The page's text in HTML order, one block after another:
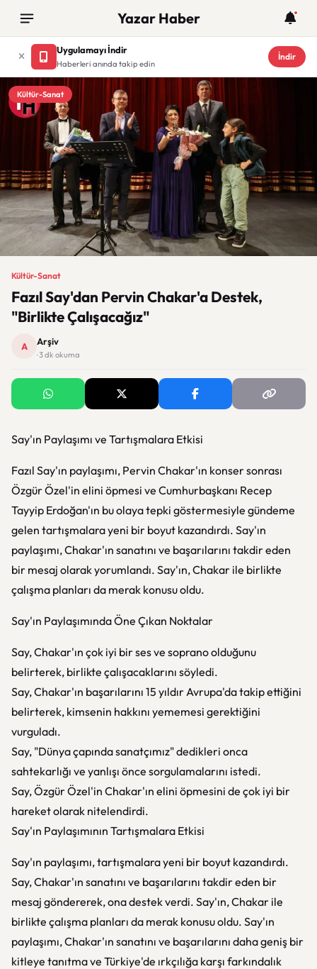
Yazar Haber
Uygulamayı İndir
Haberleri anında takip edin
İndir
Kültür-Sanat
Kültür-Sanat
Fazıl Say'dan Pervin Chakar'a Destek,
"Birlikte Çalışacağız"
A Arşiv
· 3 dk okuma
Say'ın Paylaşımı ve Tartışmalara Etkisi
Fazıl Say'ın paylaşımı, Pervin Chakar'ın konser sonrası
Özgür Özel'in elini öpmesi ve Cumhurbaşkanı Recep
Tayyip Erdoğan'ın bu olaya tepki göstermesiyle gündeme
gelen tartışmalara yeni bir boyut kazandırdı. Say'ın
paylaşımı, Chakar'ın sanatını ve başarılarını takdir eden
bir mesaj olarak yorumlandı. Say'ın, Chakar ile birlikte
çalışma planları da merak konusu oldu.
Say'ın Paylaşımında Öne Çıkan Noktalar
Say, Chakar'ın çok iyi bir ses ve soprano olduğunu
belirterek, birlikte çalışacaklarını söyledi.
Say, Chakar'ın başarılarını 15 yıldır Avrupa'da takip ettiğini
belirterek, kimsenin hakkını yememesi gerektiğini
vurguladı.
Say, "Dünya çapında sanatçımız" dedikleri onca
sahtekarlığı ve yanlışı önce sorgulamalarını istedi.
Say, Özgür Özel'in Chakar'ın elini öpmesini de çok iyi bir
hareket olarak nitelendirdi.
Say'ın Paylaşımının Tartışmalara Etkisi
Say'ın paylaşımı, tartışmalara yeni bir boyut kazandırdı.
Say, Chakar'ın sanatını ve başarılarını takdir eden bir
mesaj göndererek, ona destek verdi. Say'ın, Chakar ile
birlikte çalışma planları da merak konusu oldu. Say'ın
paylaşımı, Chakar'ın sanatını ve başarılarını daha geniş bir
kitleye tanıtma ve Türkiye'de ırkçılığa karşı farkındalık